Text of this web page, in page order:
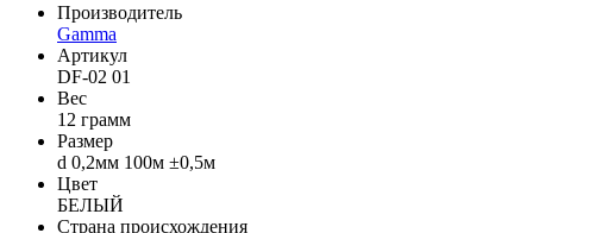
Производитель
Gamma
Артикул
DF-02 01
Вес
12 грамм
Размер
d 0,2мм 100м ±0,5м
Цвет
БЕЛЫЙ
Страна происхождения